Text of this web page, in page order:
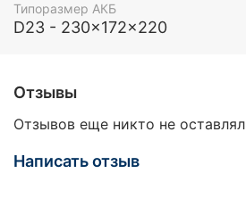
Типоразмер АКБ
D23 - 230x172x220
Отзывы
Отзывов еще никто не оставлял
Написать отзыв